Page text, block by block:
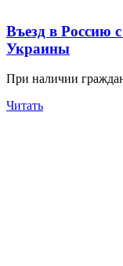
Въезд в Россию
Украины
При наличии
Читать